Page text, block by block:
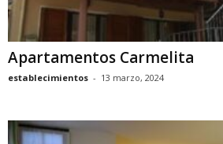
Apartamentos Carmelita
establecimientos - 13 marzo, 2024